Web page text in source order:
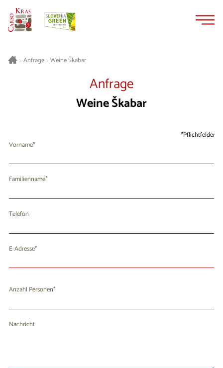
>Anfrage> Weine Škabar
Anfrage
Weine Škabar
Pflichtfelder
Vorname
Familienname
Telefon
E-Adresse
Anzahl Personen
Nachricht